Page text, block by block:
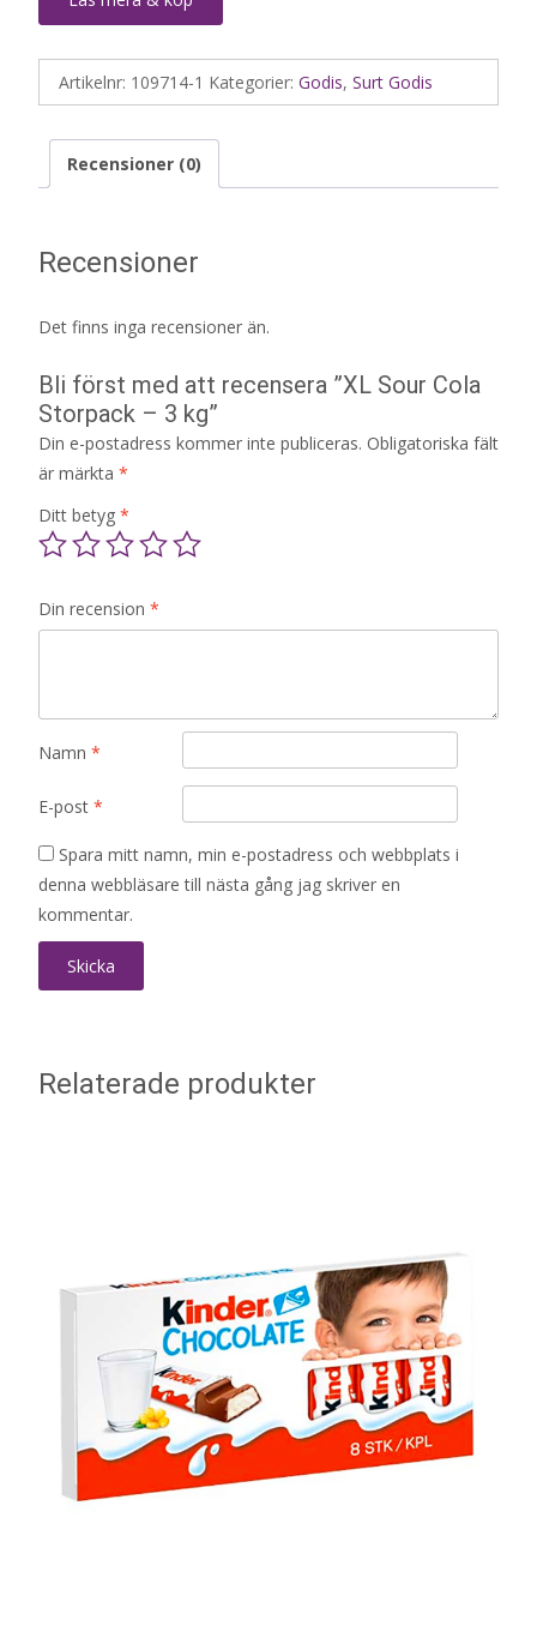
Artikelnr: 109714-1 Kategorier: Godis, Surt Godis
Recensioner (0)
Recensioner
Det finns inga recensioner än.
Bli först med att recensera ”XL Sour Cola
Storpack – 3 kg”
Din e-postadress kommer inte publiceras. Obligatoriska fält
är märkta *
Ditt betyg *
Din recension *
Namn *
E-post *
Spara mitt namn, min e-postadress och webbplats i
denna webbläsare till nästa gång jag skriver en
kommentar.
Relaterade produkter